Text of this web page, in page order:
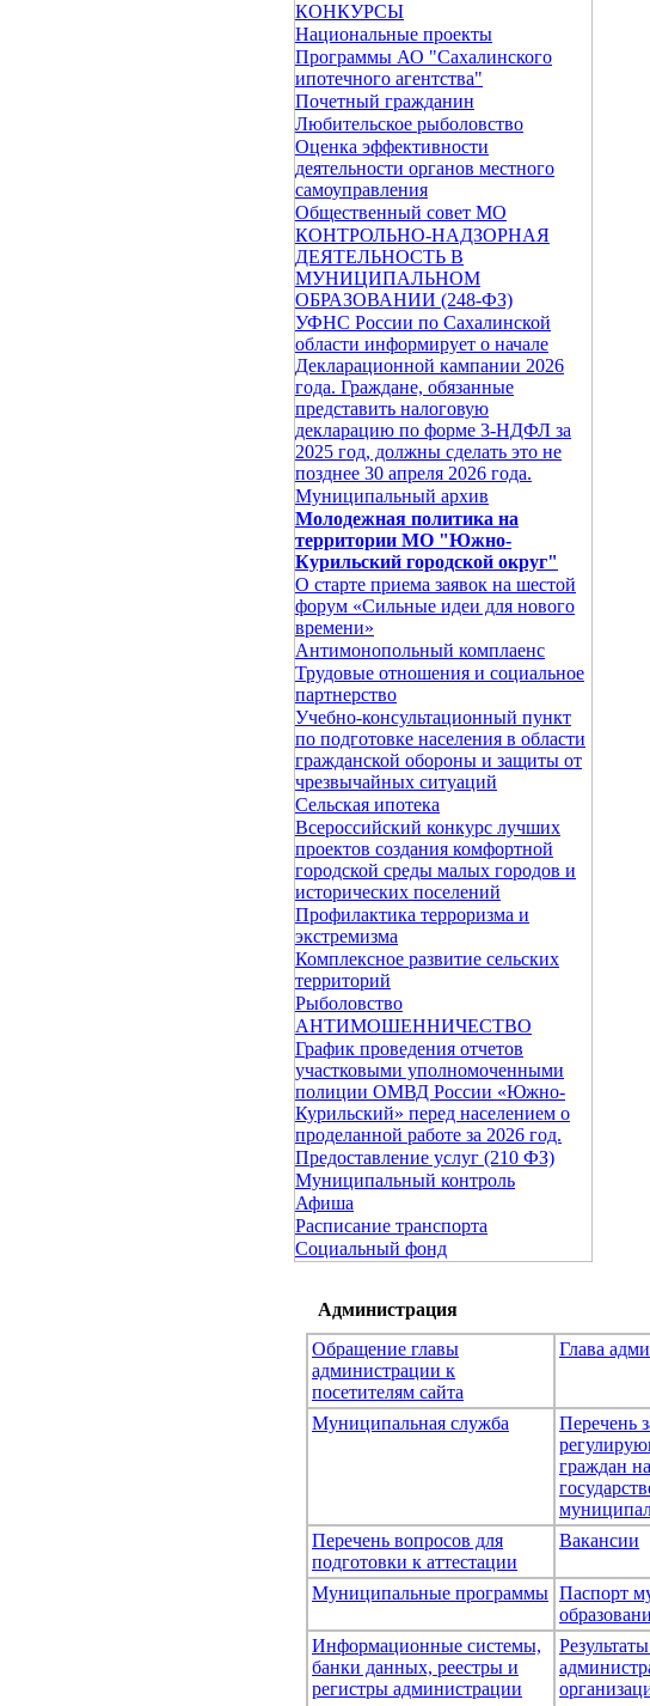
КОНКУРСЫ
Национальные проекты
Программы АО "Сахалинского
ипотечного агентства"
Почетный гражданин
Любительское рыболовство
Оценка эффективности
деятельности органов местного
самоуправления
Общественный совет МО
КОНТРОЛЬНО-НАДЗОРНАЯ
ДЕЯТЕЛЬНОСТЬ В
МУНИЦИПАЛЬНОМ
ОБРАЗОВАНИИ (248-ФЗ)
УФНС России по Сахалинской
области информирует о начале
Декларационной кампании 2026
года. Граждане, обязанные
представить налоговую
декларацию по форме 3-НДФЛ за
2025 год, должны сделать это не
позднее 30 апреля 2026 года.
Муниципальный архив
Молодежная политика на
территории МО "Южно-
Курильский городской округ"
О старте приема заявок на шестой
форум «Сильные идеи для нового
времени»
Антимонопольный комплаенс
Трудовые отношения и социальное
партнерство
Учебно-консультационный пункт
по подготовке населения в области
гражданской обороны и защиты от
чрезвычайных ситуаций
Сельская ипотека
Всероссийский конкурс лучших
проектов создания комфортной
городской среды малых городов и
исторических поселений
Профилактика терроризма и
экстремизма
Комплексное развитие сельских
территорий
Рыболовство
АНТИМОШЕННИЧЕСТВО
График проведения отчетов
участковыми уполномоченными
полиции ОМВД России «Южно-
Курильский» перед населением о
проделанной работе за 2026 год.
Предоставление услуг (210 ФЗ)
Муниципальный контроль
Афиша
Расписание транспорта
Социальный фонд
Администрация
Обращение главы
администрации к
посетителям сайта
Глава
Муниципальная служба
Перечень
граждан на
Перечень вопросов для
подготовки к аттестации
Вакансии
Муниципальные программы Паспорт
Информационные системы,
банки данных, реестры и
регистры администрации